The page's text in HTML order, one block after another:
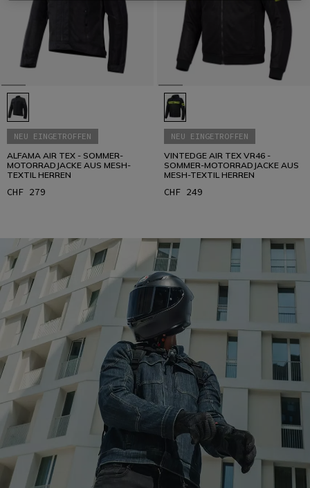
NEU EINGETROFFEN
ALFAMA AIR TEX - SOMMER-
MOTORRADJACKE AUS MESH-
TEXTIL HERREN
CHF 279
NEU EINGETROFFEN
VINTEDGE AIR TEX VR46 -
SOMMER-MOTORRADJACKE AUS
MESH-TEXTIL HERREN
CHF 249